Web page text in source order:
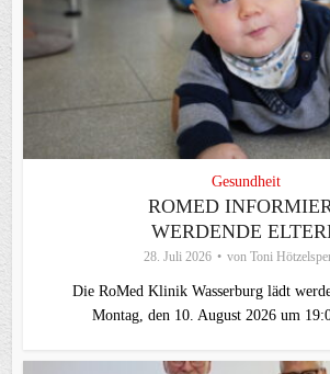
Gesundheit
ROMED
WERDENDE
28. Juli 2026 von Toni
Die RoMed Klinik Wasserburg lädt
Montag, den 10. August 2026 um